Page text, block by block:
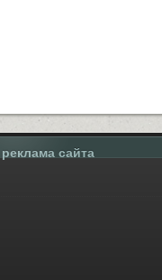
реклама сайта